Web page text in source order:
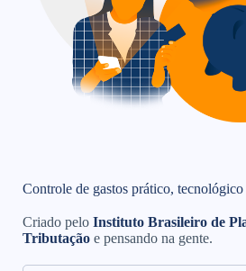
Controle de gastos prático,
Criado pelo Instituto Brasileiro de
Tributação e pensando na gente.